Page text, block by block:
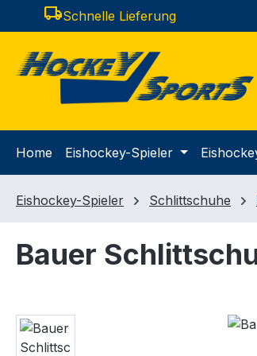
Hauptinhalt springen
Zur Suche springen
Zur Hauptnavigation springen
local_shippingSchnelle Lieferung
Home Eishockey-Spieler
Eishockey-Spieler Schlittschuhe
Bauer
Bildergalerie überspringen